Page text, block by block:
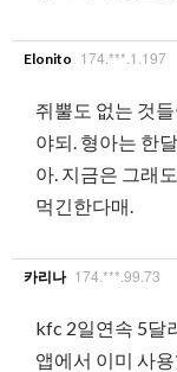
Elonito 174.***.1.197
쥐뿔도 없는 것
야되. 형아는 한
아. 지금은 그래
먹긴한다매.
카리나 174.***.99.73
kfc 2일연속 5달
앱에서 이미 사